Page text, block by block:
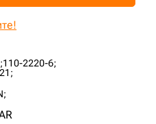
110-2220-6;